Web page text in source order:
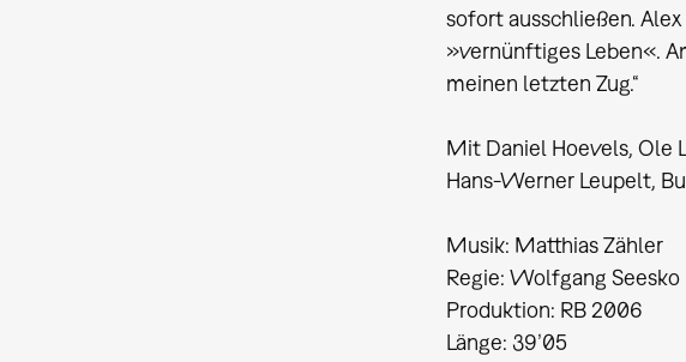
sofort ausschließen.
»vernünftiges Leben«.
meinen letzten Zug.“
Mit Daniel Hoevels, Ole
Hans-Werner Leupelt,
Musik: Matthias Zähler
Regie: Wolfgang Seesko
Produktion: RB 2006
Länge: 39’05